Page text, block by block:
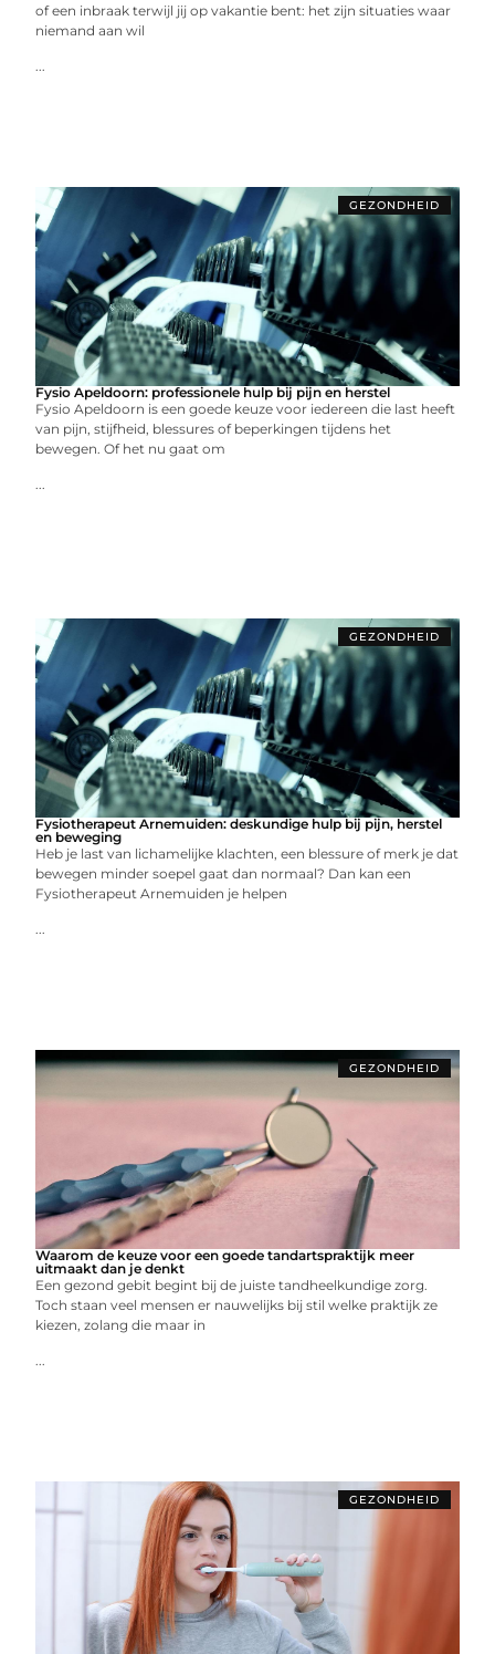
of een inbraak terwijl jij op vakantie bent: het zijn situaties waar
niemand aan wil
...
GEZONDHEID
Fysio Apeldoorn: professionele hulp bij pijn en herstel
Fysio Apeldoorn is een goede keuze voor iedereen die last heeft
van pijn, stijfheid, blessures of beperkingen tijdens het
bewegen. Of het nu gaat om
...
GEZONDHEID
Fysiotherapeut Arnemuiden: deskundige hulp bij pijn, herstel
en beweging
Heb je last van lichamelijke klachten, een blessure of merk je dat
bewegen minder soepel gaat dan normaal? Dan kan een
Fysiotherapeut Arnemuiden je helpen
...
GEZONDHEID
Waarom de keuze voor een goede tandartspraktijk meer
uitmaakt dan je denkt
Een gezond gebit begint bij de juiste tandheelkundige zorg.
Toch staan veel mensen er nauwelijks bij stil welke praktijk ze
kiezen, zolang die maar in
...
GEZONDHEID